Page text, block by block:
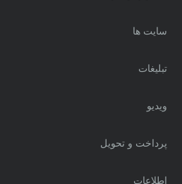
سایت ها
تبلیغات
ویدیو
پرداخت و تحویل
اطلاعات